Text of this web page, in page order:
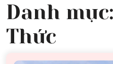
Danh mục:
Thức